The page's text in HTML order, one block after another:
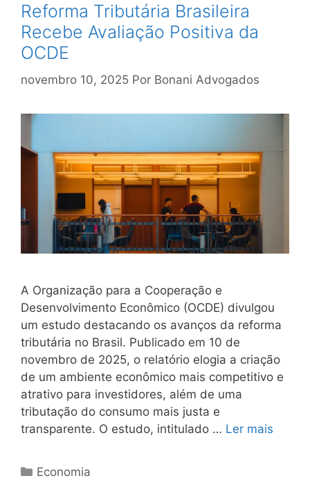
Reforma Tributária Brasileira
Recebe Avaliação Positiva da
OCDE
novembro 10, 2025 Por Bonani Advogados
A Organização para a Cooperação e
Desenvolvimento Econômico (OCDE) divulgou
um estudo destacando os avanços da reforma
tributária no Brasil. Publicado em 10 de
novembro de 2025, o relatório elogia a criação
de um ambiente econômico mais competitivo e
atrativo para investidores, além de uma
tributação do consumo mais justa e
transparente. O estudo, intitulado … Ler mais
Categorias
Economia